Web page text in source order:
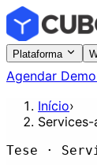
Plataforma
Agendar Demo
Início›
Tese ·